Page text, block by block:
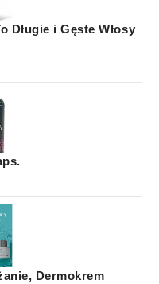
Długie i Gęste Włosy
Dermokrem